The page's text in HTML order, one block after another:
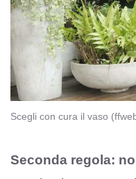
Scegli con cura il vaso
Seconda regola: